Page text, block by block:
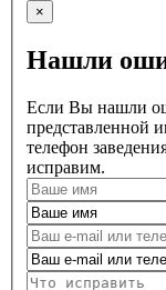
×
Нашли
Если Вы нашли
представленной
телефон
исправим.